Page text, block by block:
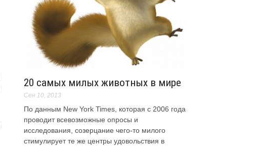
20 самых милых животных в мире
Сен 10, 2013
По данным New York Times, которая с 2006 года
проводит всевозможные опросы и
исследования, созерцание чего-то милого
стимулирует те же центры удовольствия в